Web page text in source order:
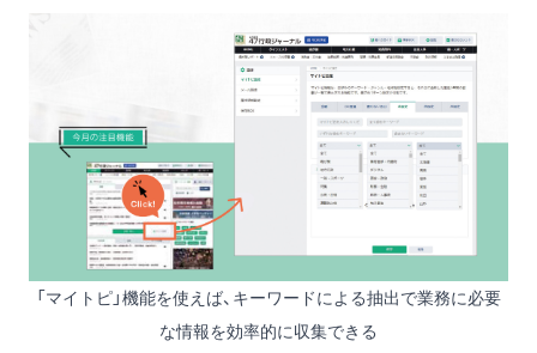
「マイトピ」機能を使えば、キーワードによる抽出で業務に必要
な情報を効率的に収集できる